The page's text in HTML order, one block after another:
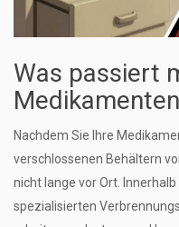
Was passiert
Nachdem Sie Ihre
verschlossenen Behältern
nicht lange vor Ort.
spezialisierten